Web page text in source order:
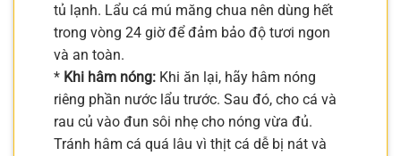
tủ lạnh. Lẩu cá mú măng chua nên dùng hết
trong vòng 24 giờ để đảm bảo độ tươi ngon
và an toàn.
* Khi hâm nóng: Khi ăn lại, hãy hâm nóng
riêng phần nước lẩu trước. Sau đó, cho cá và
rau củ vào đun sôi nhẹ cho nóng vừa đủ.
Tránh hâm cá quá lâu vì thịt cá dễ bị nát và